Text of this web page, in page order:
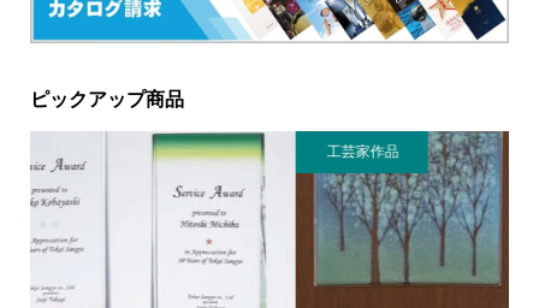
ピックアップ商品